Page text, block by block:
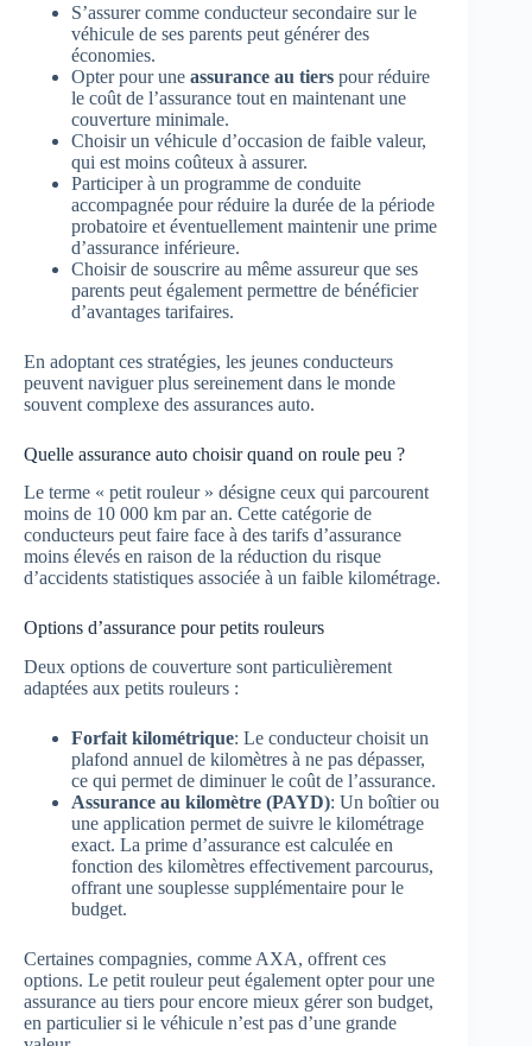
S’assurer comme conducteur secondaire sur le
véhicule de ses parents peut générer des
économies.
Opter pour une assurance au tiers pour réduire
le coût de l’assurance tout en maintenant une
couverture minimale.
Choisir un véhicule d’occasion de faible valeur,
qui est moins coûteux à assurer.
Participer à un programme de conduite
accompagnée pour réduire la durée de la période
probatoire et éventuellement maintenir une prime
d’assurance inférieure.
Choisir de souscrire au même assureur que ses
parents peut également permettre de bénéficier
d’avantages tarifaires.
En adoptant ces stratégies, les jeunes conducteurs
peuvent naviguer plus sereinement dans le monde
souvent complexe des assurances auto.
Quelle assurance auto choisir quand on roule peu ?
Le terme « petit rouleur » désigne ceux qui parcourent
moins de 10 000 km par an. Cette catégorie de
conducteurs peut faire face à des tarifs d’assurance
moins élevés en raison de la réduction du risque
d’accidents statistiques associée à un faible kilométrage.
Options d’assurance pour petits rouleurs
Deux options de couverture sont particulièrement
adaptées aux petits rouleurs :
Forfait kilométrique: Le conducteur choisit un
plafond annuel de kilomètres à ne pas dépasser,
ce qui permet de diminuer le coût de l’assurance.
Assurance au kilomètre (PAYD): Un boîtier ou
une application permet de suivre le kilométrage
exact. La prime d’assurance est calculée en
fonction des kilomètres effectivement parcourus,
offrant une souplesse supplémentaire pour le
budget.
Certaines compagnies, comme AXA, offrent ces
options. Le petit rouleur peut également opter pour une
assurance au tiers pour encore mieux gérer son budget,
en particulier si le véhicule n’est pas d’une grande